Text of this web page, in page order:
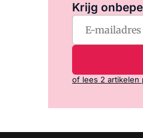
Krijg
of lees 2 artikelen